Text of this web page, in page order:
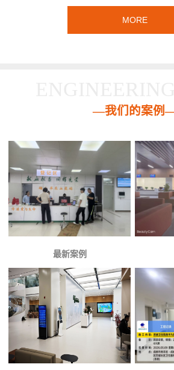
MORE
—我们的案例
最新案例